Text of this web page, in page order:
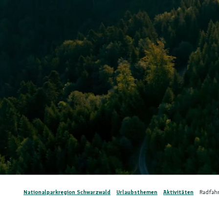
Nationalparkregion Schwarzwald Urlaubsthemen Aktivitäten